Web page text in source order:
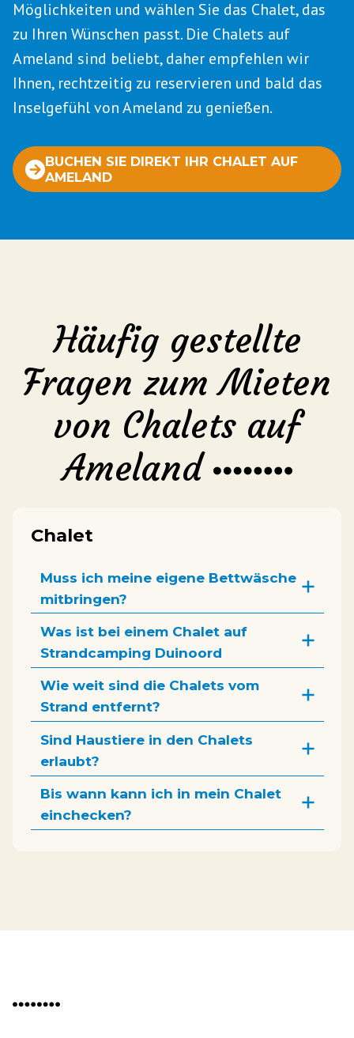
Möglichkeiten und wählen Sie das Chalet, das
zu Ihren Wünschen passt. Die Chalets auf
Ameland sind beliebt, daher empfehlen wir
Ihnen, rechtzeitig zu reservieren und bald das
Inselgefühl von Ameland zu genießen.
BUCHEN SIE DIREKT IHR CHALET AUF
AMELAND
Häufig gestellte
Fragen zum Mieten
von Chalets auf
Ameland
Chalet
Muss ich meine eigene Bettwäsche
mitbringen?
Was ist bei einem Chalet auf
Strandcamping Duinoord
Wie weit sind die Chalets vom
Strand entfernt?
Sind Haustiere in den Chalets
erlaubt?
Bis wann kann ich in mein Chalet
einchecken?